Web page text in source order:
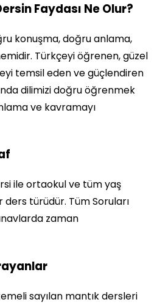
Faydası Ne Olur?
konuşma, doğru anlama,
Türkçeyi öğrenen, güzel
temsil eden ve güçlendiren
dilimizi doğru öğrenmek
ve kavramayı
ile ortaokul ve tüm yaş
türüdür. Tüm Soruları
zaman
sayılan mantık dersleri